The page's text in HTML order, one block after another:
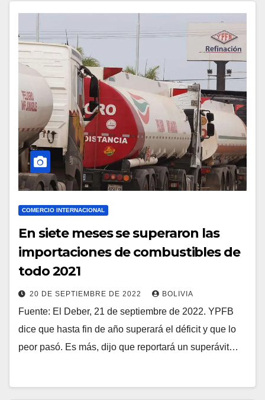
COMERCIO INTERNACIONAL
En siete meses se superaron las
importaciones de combustibles de
todo 2021
20 DE SEPTIEMBRE DE 2022 BOLIVIA
Fuente: El Deber, 21 de septiembre de 2022. YPFB
dice que hasta fin de año superará el déficit y que lo
peor pasó. Es más, dijo que reportará un superávit…